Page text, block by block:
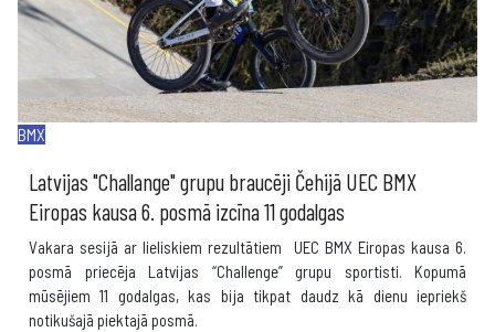
BMX
Latvijas "Challange" grupu braucēji Čehijā UEC BMX
Eiropas kausa 6. posmā izcīna 11 godalgas
Vakara sesijā ar lieliskiem rezultātiem UEC BMX Eiropas kausa 6.
posmā priecēja Latvijas “Challenge” grupu sportisti. Kopumā
mūsējiem 11 godalgas, kas bija tikpat daudz kā dienu iepriekš
notikušajā piektajā posmā.